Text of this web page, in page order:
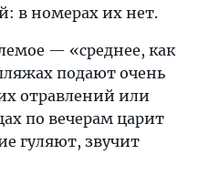
в номерах их нет.
— «среднее, как
подают очень
отравлений или
по вечерам царит
гуляют, звучит